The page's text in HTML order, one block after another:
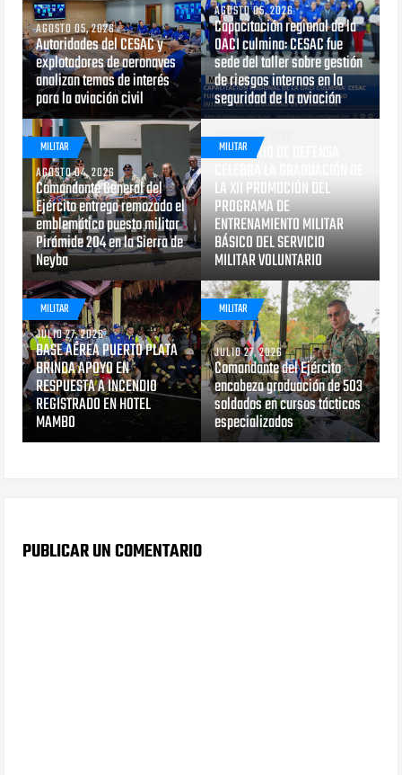
AGOSTO 05, 2026
Autoridades del CESAC y
explotadores de aeronaves
analizan temas de interés
para la aviación civil
AGOSTO 05, 2026
Capacitación regional de la
OACI culmina: CESAC fue
sede del taller sobre gestión
de riesgos internos en la
seguridad de la aviación
MILITAR
AGOSTO 04, 2026
Comandante General del
Ejército entrega remozado el
emblemático puesto militar
Pirámide 204 en la Sierra de
Neyba
MILITAR
AGOSTO 03, 2026
MINISTERIO DE DEFENSA
LA XII PROMOCIÓN DEL
PROGRAMA DE
ENTRENAMIENTO MILITAR
BÁSICO DEL SERVICIO
MILITAR VOLUNTARIO
MILITAR
JULIO 27, 2026
BASE AÉREA PUERTO PLATA
BRINDA APOYO EN
RESPUESTA A INCENDIO
REGISTRADO EN HOTEL
MAMBO
MILITAR
JULIO 27, 2026
Comandante del Ejército
encabeza graduación de 503
soldados en cursos tácticos
especializados
PUBLICAR UN COMENTARIO